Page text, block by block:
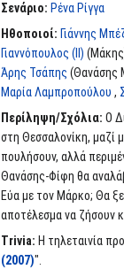
Σενάριο: Ρένα Ρίγγα
Ηθοποιοί: Γιάννης
Γιαννόπουλος (II)
Άρης Τσάπης (Θανάσης
Μαρία Λαμπροπούλου ,
Περίληψη/Σχόλια: Ο
στη Θεσσαλονίκη, μαζί
πουλήσουν, αλλά
Θανάσης-Φίφη θα
Εύα με τον Μάρκο; Θα
αποτέλεσμα να ζήσουν
Trivia: Η τηλεταινία
(2007)".